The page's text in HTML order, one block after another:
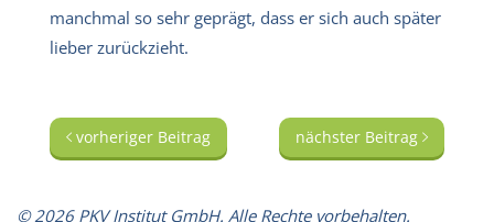
manchmal so sehr geprägt, dass er sich auch später
lieber zurückzieht.
vorheriger Beitrag nächster Beitrag
© 2026 PKV Institut GmbH. Alle Rechte vorbehalten.